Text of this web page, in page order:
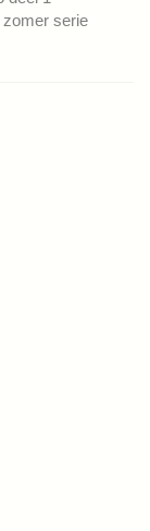
zomer serie